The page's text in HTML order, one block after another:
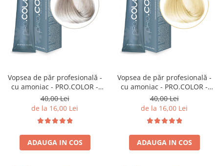
Vopsea de păr profesională -
cu amoniac - PRO.COLOR -
PROCO - 100 ml - 10/21
BLOND EXTRA DESCHIS IRISE
40,00 Lei
de la 16,00 Lei
ADAUGA IN COS
Vopsea de păr profesională -
cu amoniac - PRO.COLOR -
PROCO - 100 ml - 11/0 BLOND
SUPER DESCHIS
40,00 Lei
de la 16,00 Lei
ADAUGA IN COS